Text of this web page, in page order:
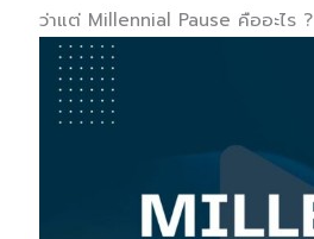
ว่าแต่ Millennial Pause คืออะไร ?